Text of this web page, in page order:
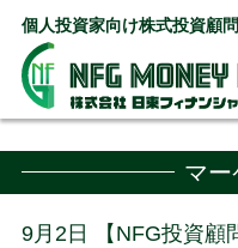
個人投資家向け株式投資顧
マー
9月2日 【NFG投資顧